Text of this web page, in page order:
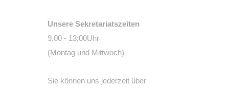
Unsere Sekretariatszeiten
9.00 - 13:00Uhr
(Montag und Mittwoch)
Sie können uns jederzeit über